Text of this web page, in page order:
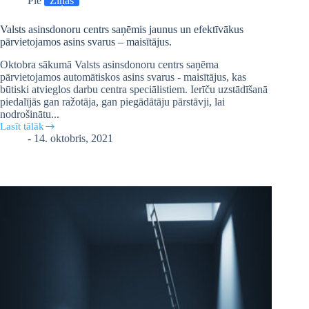
Valsts asinsdonoru centrs saņēmis jaunus un efektīvākus
pārvietojamos asins svarus – maisītājus.
Oktobra sākumā Valsts asinsdonoru centrs saņēma
pārvietojamos automātiskos asins svarus - maisītājus, kas
būtiski atvieglos darbu centra speciālistiem. Ierīču uzstādīšanā
piedalījās gan ražotāja, gan piegādātāju pārstāvji, lai
nodrošinātu...
Lasīt tālāk
Valsts
asinsdonoru
un
- 14. oktobris, 2021